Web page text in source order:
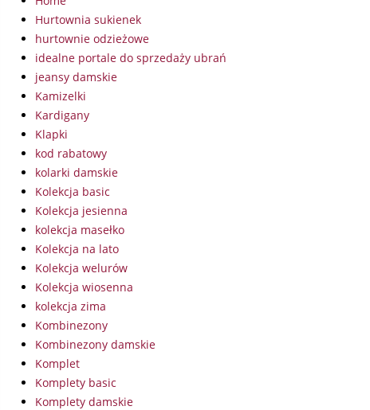
Hurtownia sukienek
hurtownie odzieżowe
idealne portale do sprzedaży ubrań
jeansy damskie
Kamizelki
Kardigany
Klapki
kod rabatowy
kolarki damskie
Kolekcja basic
Kolekcja jesienna
kolekcja masełko
Kolekcja na lato
Kolekcja welurów
Kolekcja wiosenna
kolekcja zima
Kombinezony
Kombinezony damskie
Komplet
Komplety basic
Komplety damskie